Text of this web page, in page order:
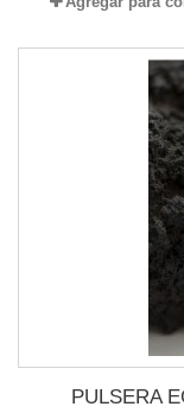
PULSERA